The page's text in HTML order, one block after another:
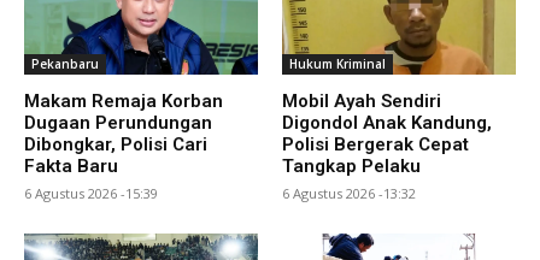
Pekanbaru
Makam Remaja Korban
Dugaan Perundungan
Dibongkar, Polisi Cari
Fakta Baru
6 Agustus 2026 -15:39
Hukum Kriminal
Mobil Ayah Sendiri
Digondol Anak Kandung,
Polisi Bergerak Cepat
Tangkap Pelaku
6 Agustus 2026 -13:32